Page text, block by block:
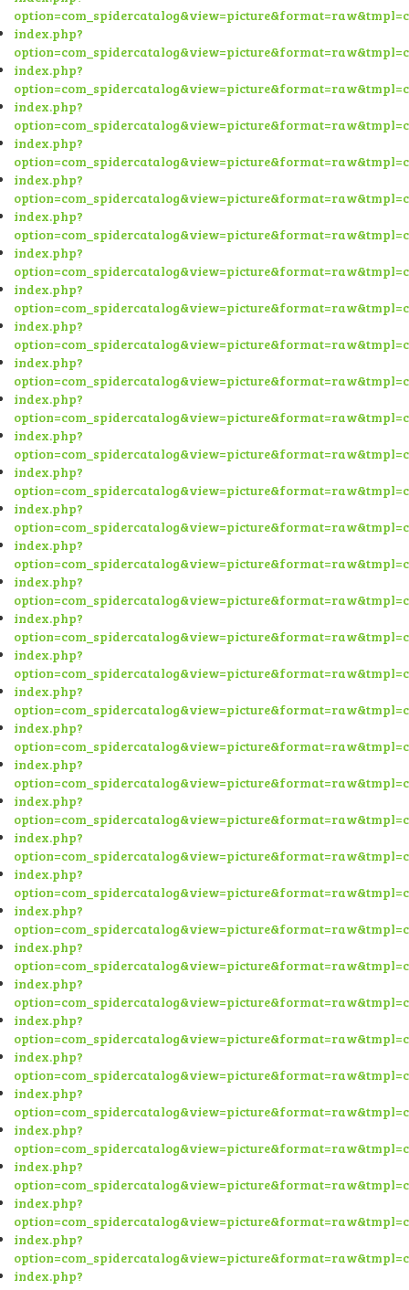
index.php?
index.php?
index.php?
index.php?
index.php?
index.php?
index.php?
index.php?
index.php?
index.php?
index.php?
index.php?
index.php?
index.php?
index.php?
index.php?
index.php?
index.php?
index.php?
index.php?
index.php?
index.php?
index.php?
index.php?
index.php?
index.php?
index.php?
index.php?
index.php?
index.php?
index.php?
index.php?
index.php?
index.php?
index.php?